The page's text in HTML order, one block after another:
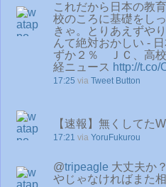
これだから日本の教
校のころに基礎をし
きゃ。とりあえずや
んて絶対おかしい -
ずか２％ ＪＣ、高
経ニュース http://t.co/
17:25 via Tweet Button
【速報】無くしてた
17:21 via YoruFukurou
@tripeagle 大丈夫か
やじゃなければまた